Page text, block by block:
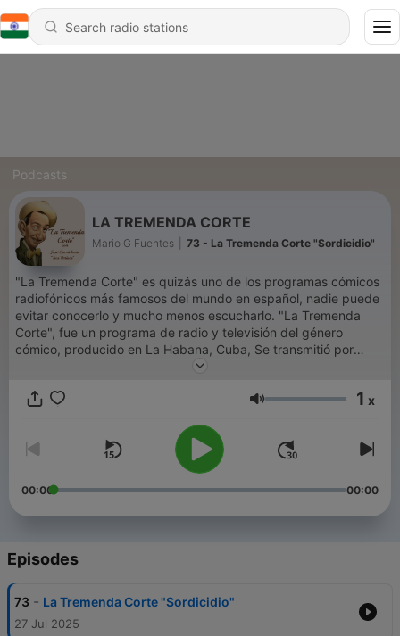
Podcasts
LA TREMENDA CORTE
Mario G Fuentes 73 - La Tremenda Corte "Sordicidio"
"La Tremenda Corte" es quizás uno de los programas cómicos
radiofónicos más famosos del mundo en español, nadie puede
evitar conocerlo y mucho menos escucharlo. "La Tremenda
Corte", fue un programa de radio y televisión del género
cómico, producido en La Habana, Cuba, Se transmitió por
radio entre 1942 y 1961 de forma ininterrumpida. Ha sido
Volume 1 x
00:00 00:00
Episodes
73 - La Tremenda Corte "Sordicidio"
27 Jul 2025